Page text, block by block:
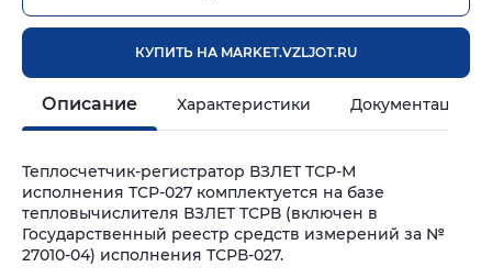
КУПИТЬ НА MARKET.VZLJOT.RU
Описание Характеристики Документация
Теплосчетчик-регистратор ВЗЛЕТ ТСР-М
исполнения ТСР-027 комплектуется на базе
тепловычислителя ВЗЛЕТ ТСРВ (включен в
Государственный реестр средств измерений за №
27010-04) исполнения ТСРВ-027.